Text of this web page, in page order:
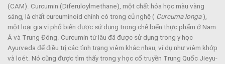
(CAM). Curcumin (Diferuloylmethane), một chất hóa học màu vàng
sáng, là chất curcuminoid chính có trong củ nghệ ( Curcuma longa),
một loại gia vị phổ biến được sử dụng trong chế biến thực phẩm ở Nam
Á và Trung Đông. Curcumin từ lâu đã được sử dụng trong y học
Ayurveda để điều trị các tình trạng viêm khác nhau, ví dụ như viêm khớp
và loét. Nó cũng được tìm thấy trong y học cổ truyền Trung Quốc Jieyu-